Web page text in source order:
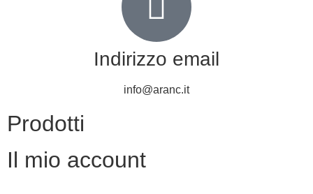
Indirizzo email
info@aranc.it
Prodotti
Il mio account